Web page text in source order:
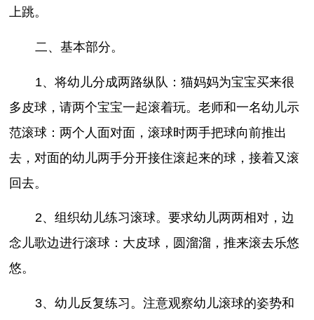
上跳。
二、基本部分。
1、将幼儿分成两路纵队：猫妈妈为宝宝买来很
多皮球，请两个宝宝一起滚着玩。老师和一名幼儿示
范滚球：两个人面对面，滚球时两手把球向前推出
去，对面的幼儿两手分开接住滚起来的球，接着又滚
回去。
2、组织幼儿练习滚球。要求幼儿两两相对，边
念儿歌边进行滚球：大皮球，圆溜溜，推来滚去乐悠
悠。
3、幼儿反复练习。注意观察幼儿滚球的姿势和